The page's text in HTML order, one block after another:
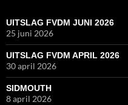
UITSLAG FVDM JUNI 2026
25 juni 2026
UITSLAG FVDM APRIL 2026
30 april 2026
SIDMOUTH
8 april 2026